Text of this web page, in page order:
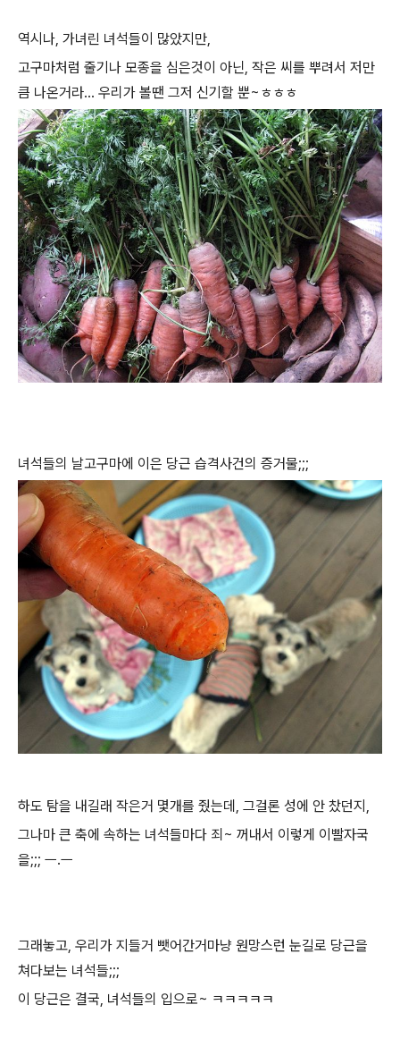
역시나, 가녀린 녀석들이 많았지만,
고구마처럼 줄기나 모종을 심은것이 아닌, 작은 씨를 뿌려서 저만
큼 나온거라... 우리가 볼땐 그저 신기할 뿐~ㅎㅎㅎ
녀석들의 날고구마에 이은 당근 습격사건의 증거물;;;
하도 탐을 내길래 작은거 몇개를 줬는데, 그걸론 성에 안 찼던지,
그나마 큰 축에 속하는 녀석들마다 죄~ 꺼내서 이렇게 이빨자국
을;;; ㅡ.ㅡ
그래놓고, 우리가 지들거 뺏어간거마냥 원망스런 눈길로 당근을
쳐다보는 녀석들;;;
이 당근은 결국, 녀석들의 입으로~ ㅋㅋㅋㅋㅋ